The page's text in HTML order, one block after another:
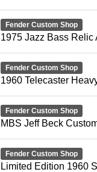
Fender Custom Shop
1975 Jazz Bass Relic
Fender Custom Shop
1960 Telecaster
Fender Custom Shop
MBS Jeff Beck
Fender Custom Shop
Limited Edition 1960